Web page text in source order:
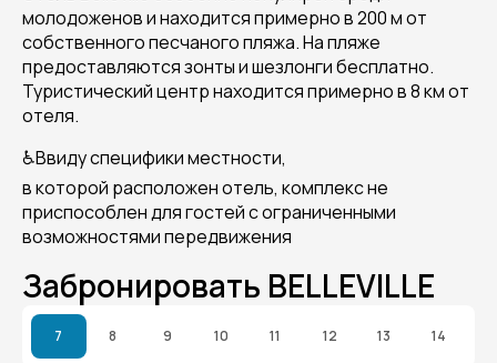
молодоженов и находится примерно в 200 м от
собственного песчаного пляжа. На пляже
предоставляются зонты и шезлонги бесплатно.
Туристический центр находится примерно в 8 км от
отеля.
♿Ввиду специфики местности,
в которой расположен отель, комплекс не
приспособлен для гостей с ограниченными
возможностями передвижения
Забронировать BELLEVILLE
7 8 9 10 11 12 13 14